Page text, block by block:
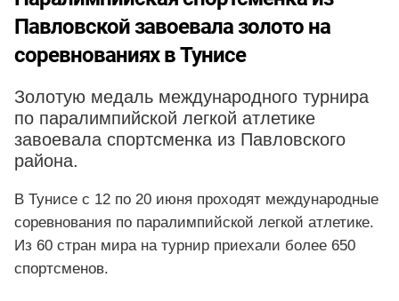
Павловской завоевала золото на
соревнованиях в Тунисе
Золотую медаль международного турнира
по паралимпийской легкой атлетике
завоевала спортсменка из Павловского
района.
В Тунисе с 12 по 20 июня проходят международные
соревнования по паралимпийской легкой атлетике.
Из 60 стран мира на турнир приехали более 650
спортсменов.